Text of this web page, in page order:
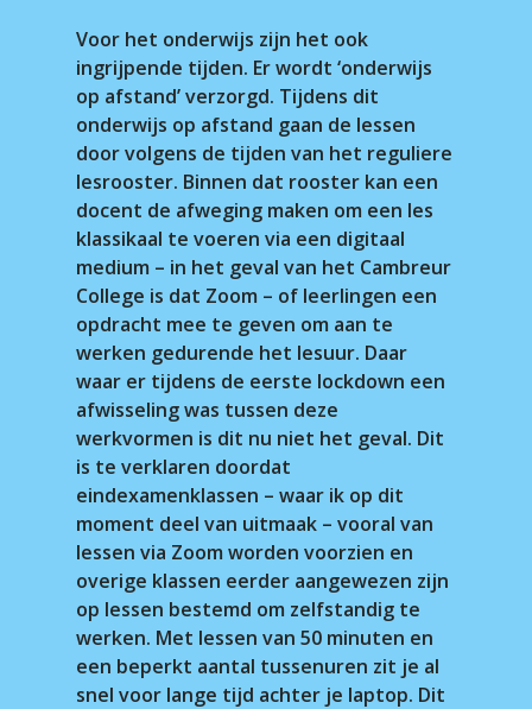
Voor het onderwijs zijn het ook
ingrijpende tijden. Er wordt ‘onderwijs
op afstand’ verzorgd. Tijdens dit
onderwijs op afstand gaan de lessen
door volgens de tijden van het reguliere
lesrooster. Binnen dat rooster kan een
docent de afweging maken om een les
klassikaal te voeren via een digitaal
medium – in het geval van het Cambreur
College is dat Zoom – of leerlingen een
opdracht mee te geven om aan te
werken gedurende het lesuur. Daar
waar er tijdens de eerste lockdown een
afwisseling was tussen deze
werkvormen is dit nu niet het geval. Dit
is te verklaren doordat
eindexamenklassen – waar ik op dit
moment deel van uitmaak – vooral van
lessen via Zoom worden voorzien en
overige klassen eerder aangewezen zijn
op lessen bestemd om zelfstandig te
werken. Met lessen van 50 minuten en
een beperkt aantal tussenuren zit je al
snel voor lange tijd achter je laptop. Dit